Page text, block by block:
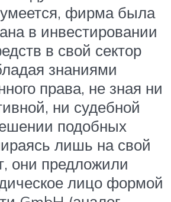
фирма была
в инвестировании
в свой сектор
знаниями
права, не зная ни
ни судебной
подобных
лишь на свой
они предложили
лицо формой